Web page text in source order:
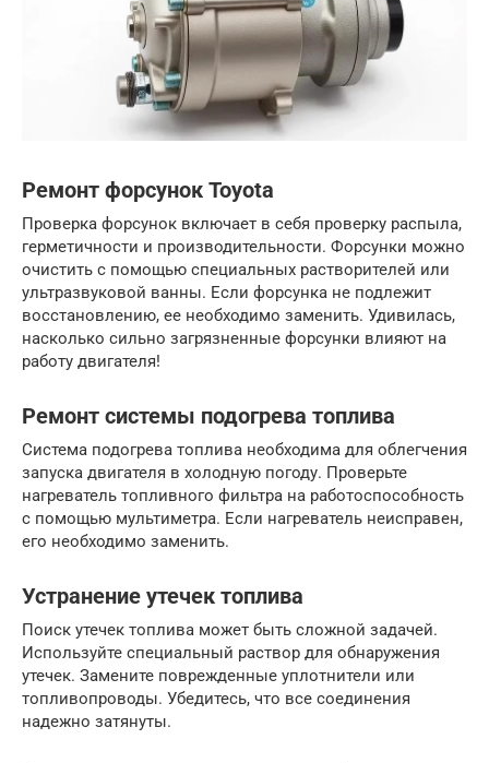
Ремонт форсунок Toyota
Проверка форсунок включает в себя проверку распыла,
герметичности и производительности. Форсунки можно
очистить с помощью специальных растворителей или
ультразвуковой ванны. Если форсунка не подлежит
восстановлению, ее необходимо заменить. Удивилась,
насколько сильно загрязненные форсунки влияют на
работу двигателя!
Ремонт системы подогрева топлива
Система подогрева топлива необходима для облегчения
запуска двигателя в холодную погоду. Проверьте
нагреватель топливного фильтра на работоспособность
с помощью мультиметра. Если нагреватель неисправен,
его необходимо заменить.
Устранение утечек топлива
Поиск утечек топлива может быть сложной задачей.
Используйте специальный раствор для обнаружения
утечек. Замените поврежденные уплотнители или
топливопроводы. Убедитесь, что все соединения
надежно затянуты.